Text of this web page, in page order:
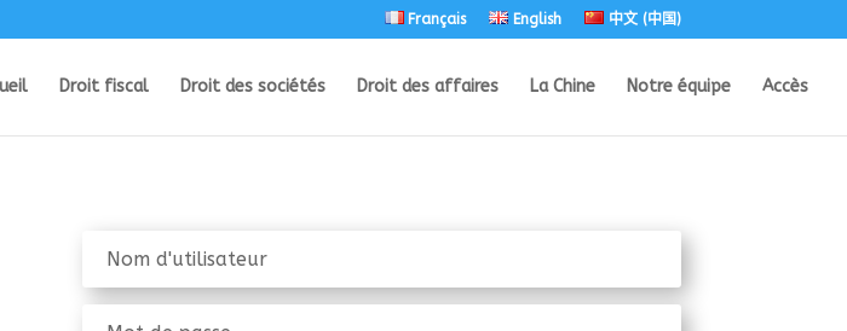
Français English 中文 (中国)
Droit fiscal Droit des sociétés Droit des affaires La Chine Notre équipe Accès